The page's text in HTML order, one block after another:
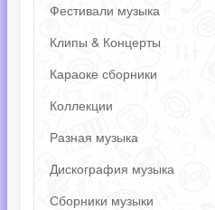
Фестивали музыка
Клипы & Концерты
Караоке сборники
Коллекции
Разная музыка
Дискография музыка
Сборники музыки